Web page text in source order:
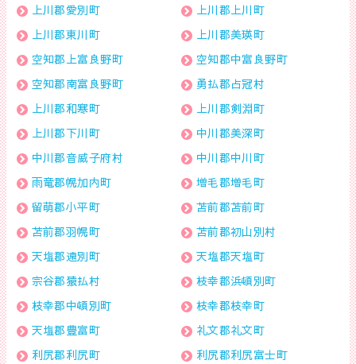
上川郡愛別町
上川郡上川町
上川郡東川町
上川郡美瑛町
空知郡上富良野町
空知郡中富良野町
空知郡南富良野町
勇払郡占冠村
上川郡和寒町
上川郡剣淵町
上川郡下川町
中川郡美深町
中川郡音威子府村
中川郡中川町
雨竜郡幌加内町
増毛郡増毛町
留萌郡小平町
苫前郡苫前町
苫前郡羽幌町
苫前郡初山別村
天塩郡遠別町
天塩郡天塩町
宗谷郡猿払村
枝幸郡浜頓別町
枝幸郡中頓別町
枝幸郡枝幸町
天塩郡豊富町
礼文郡礼文町
利尻郡利尻町
利尻郡利尻富士町